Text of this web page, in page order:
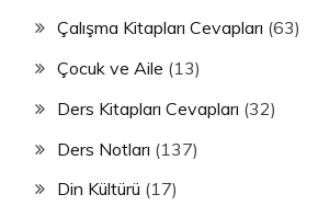
Çalışma Kitapları Cevapları (63)
Çocuk ve Aile (13)
Ders Kitapları Cevapları (32)
Ders Notları (137)
Din Kültürü (17)